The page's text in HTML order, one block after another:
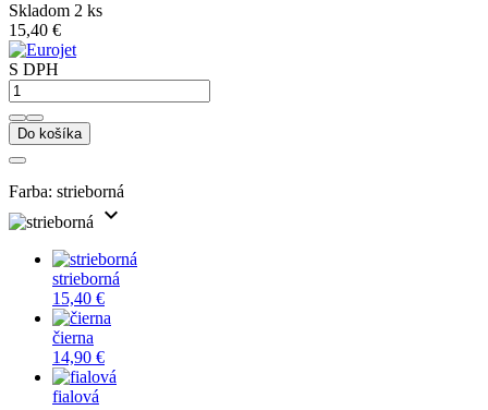
Skladom 2 ks
15,40 €
S DPH
Do košíka
Farba: strieborná
expand_more
strieborná
15,40 €
čierna
14,90 €
fialová